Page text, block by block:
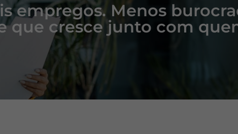
empregos. Menos
que cresce junto com